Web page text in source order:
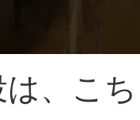
、こ